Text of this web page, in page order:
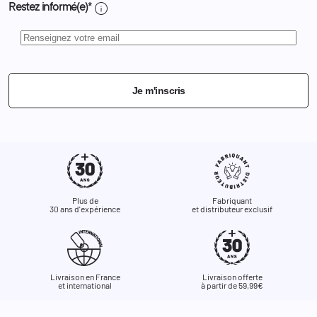
Restez informé(e)* info
Je m'inscris
Plus de
30 ans d'expérience
Fabriquant
et distributeur exclusif
Livraison en France
et international
Livraison offerte
à partir de 59,99€